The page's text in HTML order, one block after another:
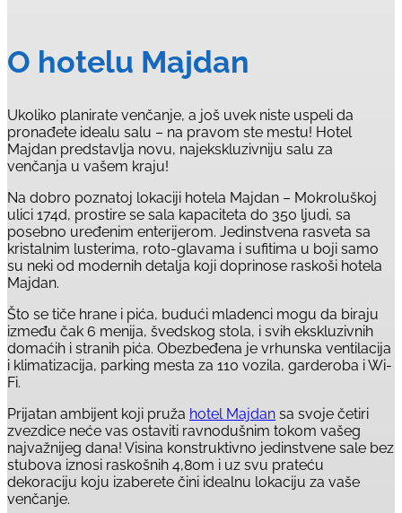
O hotelu Majdan
Ukoliko planirate venčanje, a još uvek niste uspeli da
pronađete idealu salu – na pravom ste mestu! Hotel
Majdan predstavlja novu, najekskluzivniju salu za
venčanja u vašem kraju!
Na dobro poznatoj lokaciji hotela Majdan – Mokroluškoj
ulici 174d, prostire se sala kapaciteta do 350 ljudi, sa
posebno uređenim enterijerom. Jedinstvena rasveta sa
kristalnim lusterima, roto-glavama i sufitima u boji samo
su neki od modernih detalja koji doprinose raskoši hotela
Majdan.
Što se tiče hrane i pića, budući mladenci mogu da biraju
između čak 6 menija, švedskog stola, i svih ekskluzivnih
domaćih i stranih pića. Obezbeđena je vrhunska ventilacija
i klimatizacija, parking mesta za 110 vozila, garderoba i Wi-
Fi.
Prijatan ambijent koji pruža hotel Majdan sa svoje četiri
zvezdice neće vas ostaviti ravnodušnim tokom vašeg
najvažnijeg dana! Visina konstruktivno jedinstvene sale bez
stubova iznosi raskošnih 4,80m i uz svu prateću
dekoraciju koju izaberete čini idealnu lokaciju za vaše
venčanje.